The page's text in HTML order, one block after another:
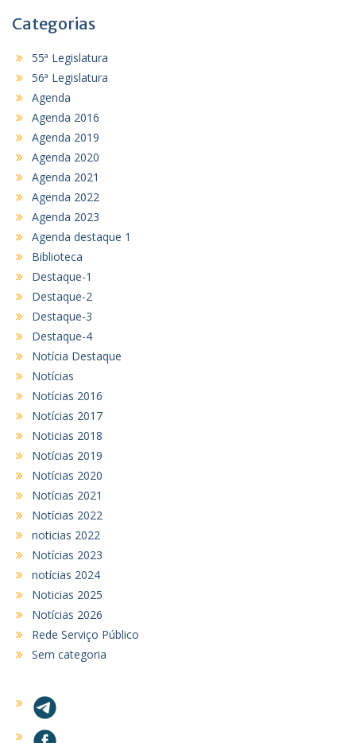
Categorias
55ª Legislatura
56ª Legislatura
Agenda
Agenda 2016
Agenda 2019
Agenda 2020
Agenda 2021
Agenda 2022
Agenda 2023
Agenda destaque 1
Biblioteca
Destaque-1
Destaque-2
Destaque-3
Destaque-4
Notícia Destaque
Notícias
Notícias 2016
Notícias 2017
Noticias 2018
Notícias 2019
Notícias 2020
Notícias 2021
Notícias 2022
noticias 2022
Notícias 2023
notícias 2024
Noticias 2025
Notícias 2026
Rede Serviço Público
Sem categoria